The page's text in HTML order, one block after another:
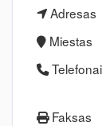
Adresas
Miestas
Telefonai
Faksas